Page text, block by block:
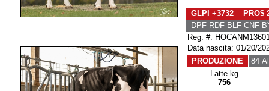
GLPI +3732 PRO$
DPF RDF BLF CNF
Reg. #:
Data nascita: 01/20/
PRODUZIONE
84
Latte kg
756